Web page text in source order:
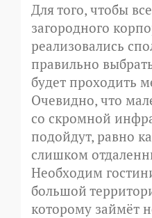
Для того, чтобы
загородного
реализовались
правильно
будет проходить
Очевидно, что
со скромной
подойдут, равно
слишком
Необходим
большой
которому займёт